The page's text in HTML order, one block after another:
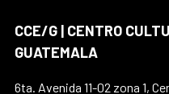
CCE/G | CENTRO
GUATEMALA
6ta. Avenida 11-02 zona 1,